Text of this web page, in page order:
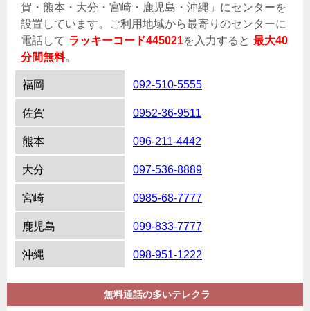
賀・熊本・大分・宮崎・鹿児島・沖縄」にセンターを
設置しています。ご利用地域から最寄りのセンターに
電話して ラッキーコード445021を入力すると 最大40
分間無料。
福岡 092-510-5555
佐賀 0952-36-9511
熊本 096-211-4442
大分 097-536-8889
宮崎 0985-68-7777
鹿児島 099-833-7777
沖縄 098-951-1222
無料通話の多いテレクラ